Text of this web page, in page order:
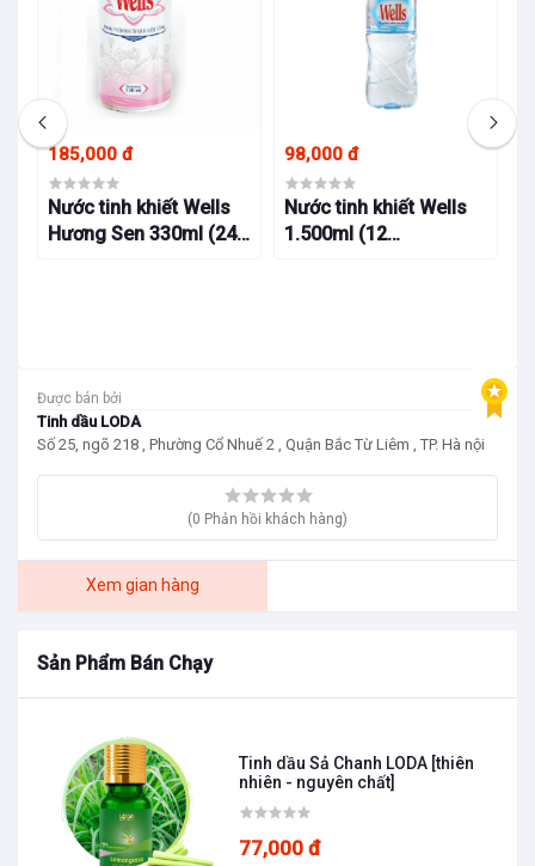
- Nhỏ tinh dầu bạc hà vào đường chuột chạy
chuột sẽ không dám đi qua, nếu xông tinh dầu
chuột cũng sẽ bỏ đi.
Điều kiện sử dụng
Được bán bởi
Tinh dầu LODA
Số 25, ngõ 218 , Phường Cổ Nhuế 2 , Quận Bắc Từ Liêm , TP. Hà nội
(0 Phản hồi khách hàng)
Xem gian hàng
Sản Phẩm Bán Chạy
Tinh dầu Sả Chanh LODA [thiên
nhiên - nguyên chất]
77,000 đ
185,000 đ
Nước tinh khiết Wells
Hương Sen 330ml (24
98,000 đ
Nước tinh khiết Wells
1.500ml (12